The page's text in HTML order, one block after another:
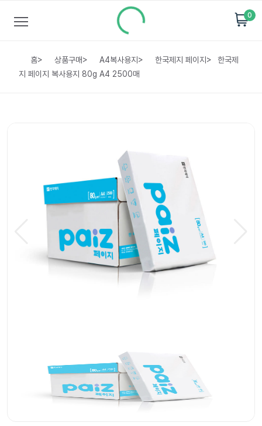
0
홈> 상품구매> A4복사용지 > 한국제지 페이지 >
한국제
지 페이지 복사용지 80g A4 2500매